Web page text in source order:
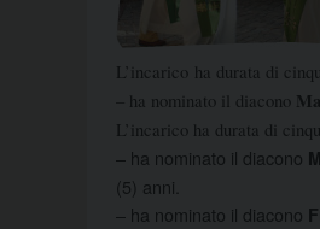
L’incarico ha durata di
– ha nominato il diacono
L’incarico ha durata di
– ha nominato il diacono
(5) anni.
– ha nominato il diacono